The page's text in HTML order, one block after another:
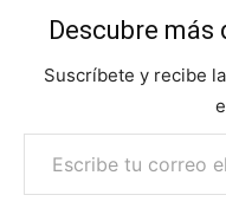
Descubre más
Suscríbete y recibe
Escribe tu correo electrónico…